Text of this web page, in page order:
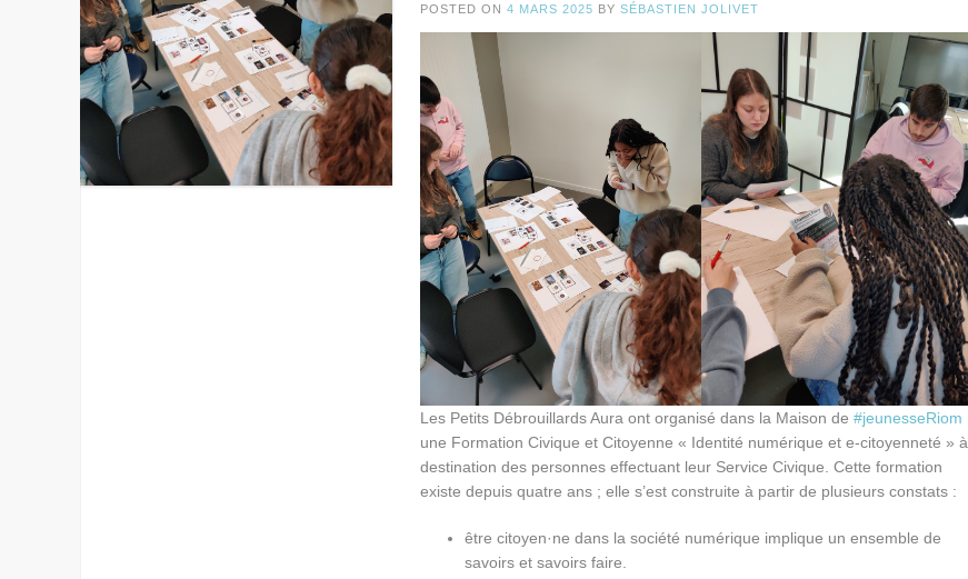
POSTED ON4 MARS 2025 BYSÉBASTIEN JOLIVET
Les Petits Débrouillards Aura ont organisé dans la Maison de#jeunesseRiom
une Formation Civique et Citoyenne « Identité numérique et e-citoyenneté » à
destination des personnes effectuant leur Service Civique. Cette formation
existe depuis quatre ans ; elle s’est construite à partir de plusieurs constats :
être citoyen·ne dans la société numérique implique un ensemble de
savoirs et savoirs faire.